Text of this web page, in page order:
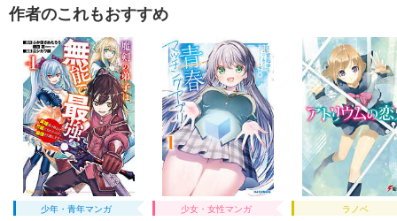
作者のこれもおすすめ
少年・青年マンガ 少女・女性マンガ ラノベ